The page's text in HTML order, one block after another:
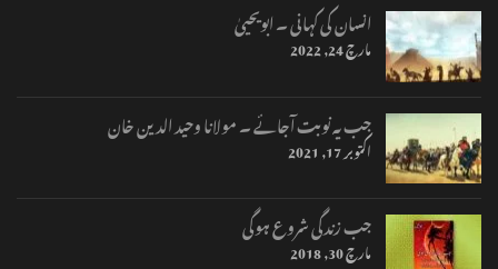
انسان کی کہانی ۔ ابویحییٰ
مارچ 24, 2022
جب یہ نوبت آجائے ۔ مولانا وحید الدین خان
اکتوبر 17, 2021
جب زندگی شروع ہوگی
مارچ 30, 2018